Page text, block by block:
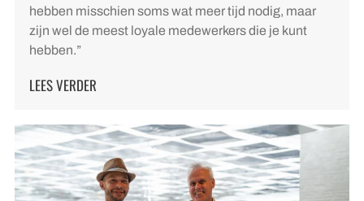
hebben misschien soms wat meer tijd nodig, maar
zijn wel de meest loyale medewerkers die je kunt
hebben.”
LEES VERDER